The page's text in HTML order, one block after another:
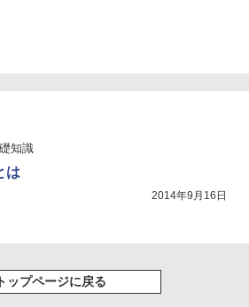
知識
は
2014年9月16日
トップページに戻る